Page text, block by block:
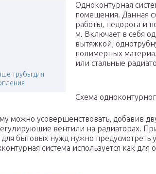
трубы для
Одноконтурная
помещения. Данная
работы, недорога и
м. Включает в себя
вытяжкой,
полимерных
или стальные
Схема
можно усовершенствовать, добавив
вентили на радиаторах.
бытовых нужд нужно предусмотреть
система используется как для